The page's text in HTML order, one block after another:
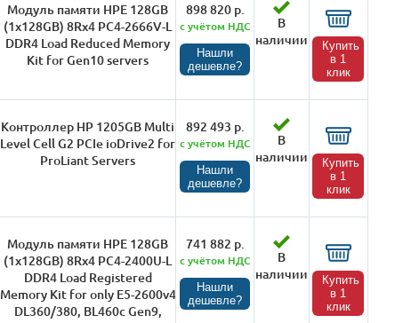
Модуль памяти HPE 128GB
(1x128GB) 8Rx4 PC4-2666V-L
DDR4 Load Reduced Memory
Kit for Gen10 servers
898 820 р.
с учётом НДС
Нашли
дешевле?
В
наличии
Купить
в 1
клик
Контроллер HP 1205GB Multi
Level Cell G2 PCIe ioDrive2 for
ProLiant Servers
892 493 р.
с учётом НДС
Нашли
дешевле?
В
наличии
Купить
в 1
клик
Модуль памяти HPE 128GB
(1x128GB) 8Rx4 PC4-2400U-L
DDR4 Load Registered
Memory Kit for only E5-2600v4
DL360/380, BL460c Gen9,
741 882 р.
с учётом НДС
Нашли
дешевле?
В
наличии
Купить
в 1
клик